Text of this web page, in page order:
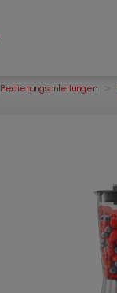
Bedienungsanleitungen